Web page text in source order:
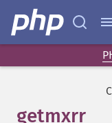
getmxrr